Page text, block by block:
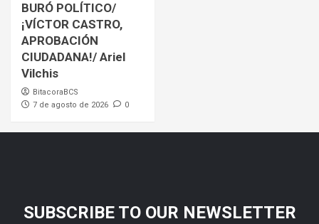
BURÓ POLÍTICO/
¡VÍCTOR CASTRO,
APROBACIÓN
CIUDADANA!/ Ariel
Vilchis
BitacoraBCS
7 de agosto de 2026
0
SUBSCRIBE TO OUR NEWSLETTER